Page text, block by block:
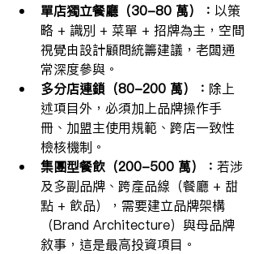
單店獨立餐廳（30-80 萬）： 以策
略 + 識別 + 菜單 + 招牌為主，空間
視覺由設計顧問統籌建議，老闆通
常深度參與。
多分店連鎖（80-200 萬）： 除上
述項目外，必須加上品牌操作手
冊、加盟主使用規範、跨店一致性
檢核機制。
集團型餐飲（200-500 萬）： 若涉
及多副品牌、跨產品線（餐廳 + 甜
點 + 飲品），需要建立品牌架構
（Brand Architecture）與母品牌
敘事，這是最高投資項目。